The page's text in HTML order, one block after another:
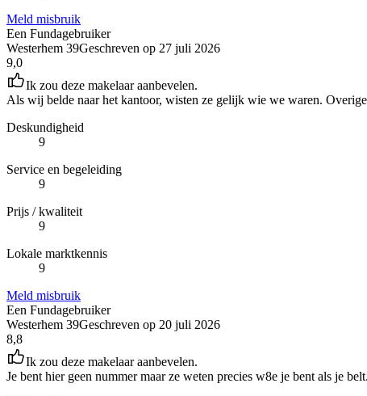
Meld misbruik
Een Fundagebruiker
Westerhem 39Geschreven op 27 juli 2026
9,0
Ik zou deze makelaar aanbevelen.
Als wij belde naar het kantoor, wisten ze gelijk wie we waren.
Deskundigheid
9
Service en begeleiding
9
Prijs / kwaliteit
9
Lokale marktkennis
9
Meld misbruik
Een Fundagebruiker
Westerhem 39Geschreven op 20 juli 2026
8,8
Ik zou deze makelaar aanbevelen.
Je bent hier geen nummer maar ze weten precies w8e je bent als je